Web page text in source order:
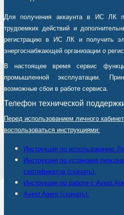
Для получения аккаунта в ИС ЛК
трудоемких действий и
регистрацию в ИС ЛК и получить
энергоснабжающей организации о
В настоящее время сервис
промышленной эксплуатации.
возможные сбои в работе сервиса.
Телефон технической
Перед использованием личного
воспользоваться инструкциями:
Инструкция по использованию
Инструкция по установке
сертификатов (скачать).
Инструкция по работе с Avest
Avest Agent (скачать).